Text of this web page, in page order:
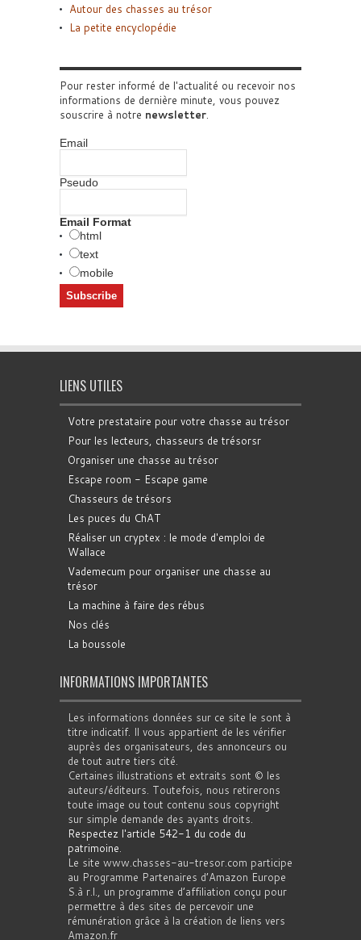
Autour des chasses au trésor
La petite encyclopédie
Pour rester informé de l'actualité ou recevoir nos
informations de dernière minute, vous pouvez
souscrire à notre newsletter.
Email
Pseudo
Email Format
html
text
mobile
LIENS UTILES
Votre prestataire pour votre chasse au trésor
Pour les lecteurs, chasseurs de trésorsr
Organiser une chasse au trésor
Escape room - Escape game
Chasseurs de trésors
Les puces du ChAT
Réaliser un cryptex : le mode d'emploi de
Wallace
Vademecum pour organiser une chasse au
trésor
La machine à faire des rébus
Nos clés
La boussole
INFORMATIONS IMPORTANTES
Les informations données sur ce site le sont à
titre indicatif. Il vous appartient de les vérifier
auprès des organisateurs, des annonceurs ou
de tout autre tiers cité.
Certaines illustrations et extraits sont © les
auteurs/éditeurs. Toutefois, nous retirerons
toute image ou tout contenu sous copyright
sur simple demande des ayants droits.
Respectez l'article 542-1 du code du
patrimoine.
Le site www.chasses-au-tresor.com participe
au Programme Partenaires d’Amazon Europe
S.à r.l., un programme d’affiliation conçu pour
permettre à des sites de percevoir une
rémunération grâce à la création de liens vers
Amazon.fr